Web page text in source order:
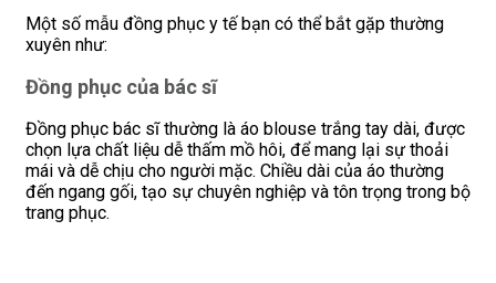
Một số mẫu đồng phục y tế bạn có thể bắt gặp thường
xuyên như:
Đồng phục của bác sĩ
Đồng phục bác sĩ thường là áo blouse trắng tay dài, được
chọn lựa chất liệu dễ thấm mồ hôi, để mang lại sự thoải
mái và dễ chịu cho người mặc. Chiều dài của áo thường
đến ngang gối, tạo sự chuyên nghiệp và tôn trọng trong bộ
trang phục.